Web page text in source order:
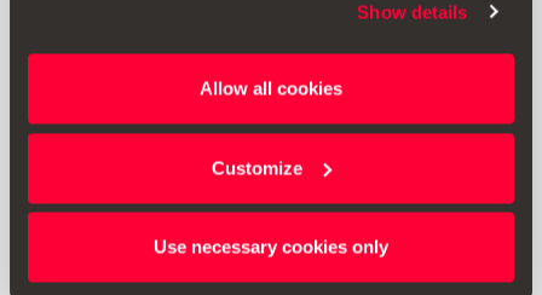
Show details
Allow all cookies
Customize
Use necessary cookies only
Añadir a lista de deseos